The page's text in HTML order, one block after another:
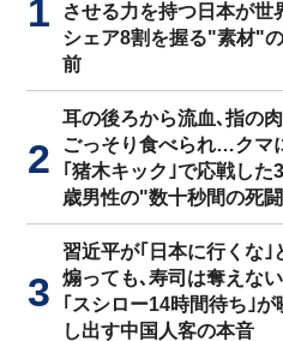
させる力を持つ日本が世
シェア8割を握る"素材"
前
耳の後ろから流血､指の
ごっそり食べられ…クマ
｢猪木キック｣で応戦した
歳男性の"数十秒間の死
習近平が｢日本に行くな｣
煽っても､寿司は奪えな
｢スシロー14時間待ち｣が
し出す中国人客の本音